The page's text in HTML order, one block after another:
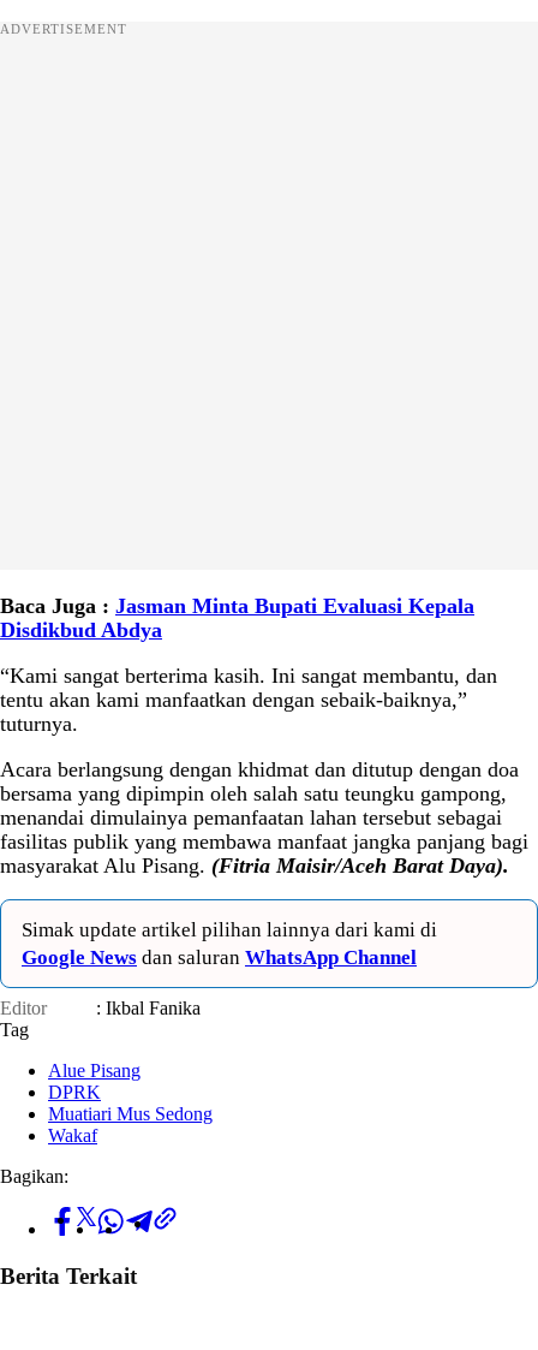
ADVERTISEMENT
Baca Juga : Jasman Minta Bupati Evaluasi Kepala
Disdikbud Abdya
“Kami sangat berterima kasih. Ini sangat membantu, dan
tentu akan kami manfaatkan dengan sebaik-baiknya,”
tuturnya.
Acara berlangsung dengan khidmat dan ditutup dengan doa
bersama yang dipimpin oleh salah satu teungku gampong,
menandai dimulainya pemanfaatan lahan tersebut sebagai
fasilitas publik yang membawa manfaat jangka panjang bagi
masyarakat Alu Pisang. (Fitria Maisir/Aceh Barat Daya).
Simak update artikel pilihan lainnya dari kami di
Google News dan saluran WhatsApp Channel
Editor
: Ikbal Fanika
Tag
Alue Pisang
DPRK
Muatiari Mus Sedong
Wakaf
Bagikan:
Berita Terkait